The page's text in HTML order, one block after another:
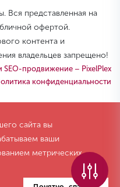
Вся представленная на
офертой.
контента и
владельцев запрещено!
SEO-продвижение – PixelPlex
конфиденциальности
сайта вы
ваши
метрических